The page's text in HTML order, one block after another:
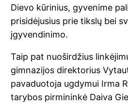
Dievo kūrinius, gyvenime
prisidėjusius prie tikslų bei
įgyvendinimo.
Taip pat nuoširdžius
gimnazijos direktorius
pavaduotoja ugdymui Irma
tarybos pirmininkė Daiva